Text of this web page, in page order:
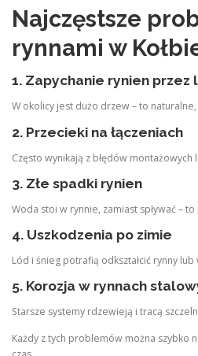
Najczęstsze
rynnami w
1. Zapychanie rynien przez
W okolicy jest dużo drzew – to
2. Przecieki na łączeniach
Często wynikają z błędów montażowych
3. Złe spadki rynien
Woda stoi w rynnie, zamiast spływać –
4. Uszkodzenia po zimie
Lód i śnieg potrafią odkształcić rynny lub
5. Korozja w rynnach
Starsze systemy rdzewieją i tracą
Każdy z tych problemów można szybko